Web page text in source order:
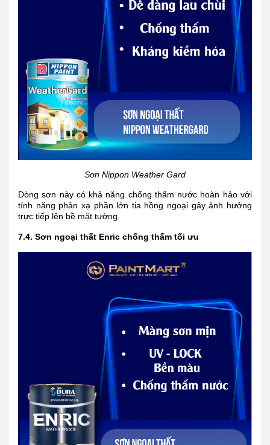
Sơn Nippon Weather Gard
Dòng sơn này có khả năng chống thấm nước hoàn hảo với
tính năng phản xạ phần lớn tia hồng ngoại gây ảnh hưởng
trực tiếp lên bề mặt tường.
7.4. Sơn ngoại thất Enric chống thấm tối ưu